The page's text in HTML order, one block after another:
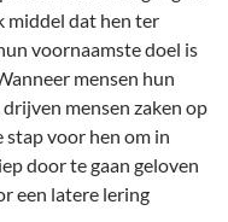
middel dat hen ter
voornaamste doel is
mensen hun
mensen zaken op
stap voor hen om in
door te gaan geloven
een latere lering